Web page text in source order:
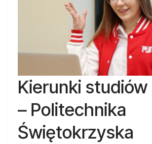
Kierunki
– Politechnika
Świętokrzyska